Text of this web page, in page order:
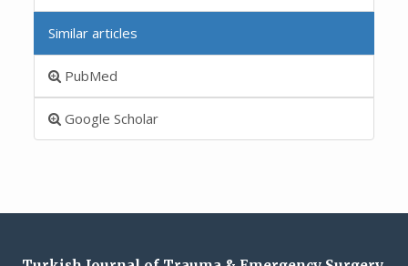
Similar articles
PubMed
Google Scholar